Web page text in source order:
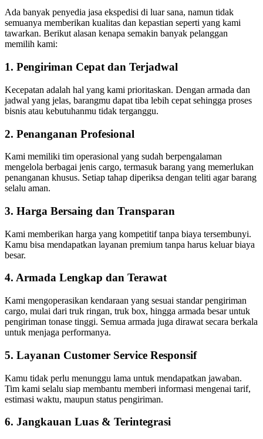
Ada banyak penyedia jasa ekspedisi di luar sana, namun tidak
semuanya memberikan kualitas dan kepastian seperti yang kami
tawarkan. Berikut alasan kenapa semakin banyak pelanggan
memilih kami:
1. Pengiriman Cepat dan Terjadwal
Kecepatan adalah hal yang kami prioritaskan. Dengan armada dan
jadwal yang jelas, barangmu dapat tiba lebih cepat sehingga proses
bisnis atau kebutuhanmu tidak terganggu.
2. Penanganan Profesional
Kami memiliki tim operasional yang sudah berpengalaman
mengelola berbagai jenis cargo, termasuk barang yang memerlukan
penanganan khusus. Setiap tahap diperiksa dengan teliti agar barang
selalu aman.
3. Harga Bersaing dan Transparan
Kami memberikan harga yang kompetitif tanpa biaya tersembunyi.
Kamu bisa mendapatkan layanan premium tanpa harus keluar biaya
besar.
4. Armada Lengkap dan Terawat
Kami mengoperasikan kendaraan yang sesuai standar pengiriman
cargo, mulai dari truk ringan, truk box, hingga armada besar untuk
pengiriman tonase tinggi. Semua armada juga dirawat secara berkala
untuk menjaga performanya.
5. Layanan Customer Service Responsif
Kamu tidak perlu menunggu lama untuk mendapatkan jawaban.
Tim kami selalu siap membantu memberi informasi mengenai tarif,
estimasi waktu, maupun status pengiriman.
6. Jangkauan Luas & Terintegrasi